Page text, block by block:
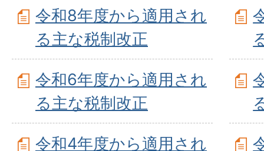
令和8年度から適用され
る主な税制改正
令和6年度から適用され
る主な税制改正
令和4年度から適用され